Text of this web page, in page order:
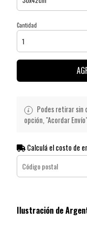
Cantidad
Podes retirar sin
opción, "Acordar
Calculá el costo de
Ilustración de